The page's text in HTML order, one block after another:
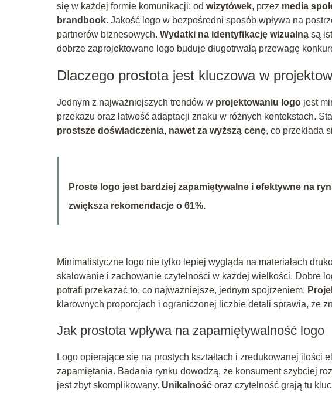
się w każdej formie komunikacji: od wizytówek, przez media
brandbook. Jakość logo w bezpośredni sposób wpływa na
partnerów biznesowych. Wydatki na identyfikację wizualną są
dobrze zaprojektowane logo buduje długotrwałą przewagę
Dlaczego prostota jest kluczowa w
Jednym z najważniejszych trendów w projektowaniu logo jest
przekazu oraz łatwość adaptacji znaku w różnych kontekstach.
prostsze doświadczenia, nawet za wyższą cenę, co przekłada
Proste logo jest bardziej zapamiętywalne i efektywne na
zwiększa rekomendacje o 61%.
Minimalistyczne logo nie tylko lepiej wygląda na materiałach
skalowanie i zachowanie czytelności w każdej wielkości. Dobre
potrafi przekazać to, co najważniejsze, jednym spojrzeniem.
klarownych proporcjach i ograniczonej liczbie detali sprawia, że
Jak prostota wpływa na zapamiętywalność logo
Logo opierające się na prostych kształtach i zredukowanej ilości
zapamiętania. Badania rynku dowodzą, że konsument szybciej
jest zbyt skomplikowany. Unikalność oraz czytelność grają tu